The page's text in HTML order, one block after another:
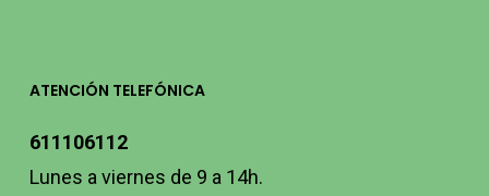
ATENCIÓN TELEFÓNICA
611106112
Lunes a viernes de 9 a 14h.